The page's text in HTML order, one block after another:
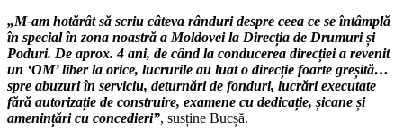
„M-am hotărât să scriu câteva rânduri despre ceea ce se întâmplă
în special în zona noastră a Moldovei la Direcția de Drumuri și
Poduri. De aprox. 4 ani, de când la conducerea direcției a revenit
un ‘OM’ liber la orice, lucrurile au luat o direcție foarte greșită…
spre abuzuri în serviciu, deturnări de fonduri, lucrări executate
fără autorizație de construire, examene cu dedicație, șicane și
amenințări cu concedieri”, susține Bucșă.